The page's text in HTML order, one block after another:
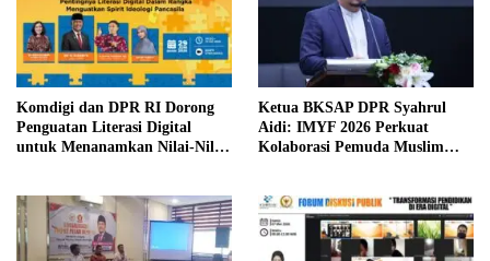
Komdigi dan DPR RI Dorong
Penguatan Literasi Digital
untuk Menanamkan Nilai-Nilai
Ketua BKSAP DPR Syahrul
Aidi: IMYF 2026 Perkuat
Kolaborasi Pemuda Muslim